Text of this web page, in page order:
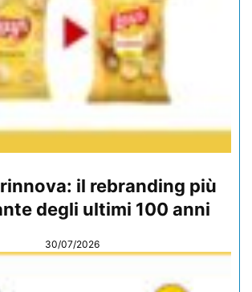
rinnova: il rebranding più
degli ultimi 100 anni
30/07/2026